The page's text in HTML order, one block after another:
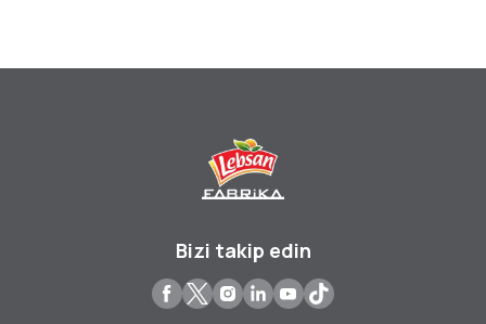
Bizi takip edin